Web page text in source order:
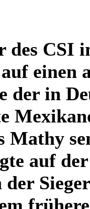
des CSI
einen
der in
Mathy
auf